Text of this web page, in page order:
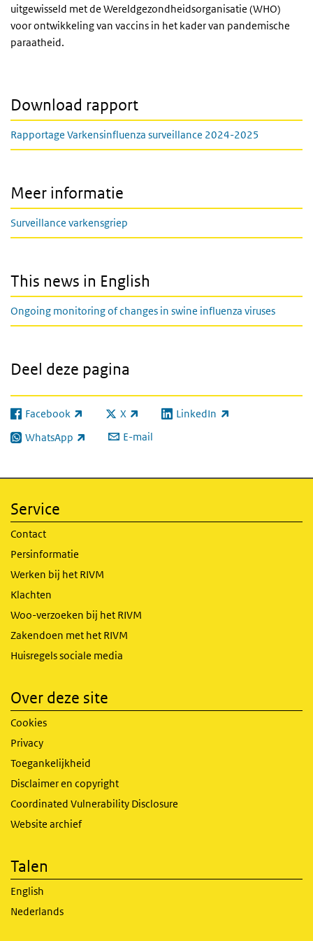
uitgewisseld met de Wereldgezondheidsorganisatie (WHO)
voor ontwikkeling van vaccins in het kader van pandemische
paraatheid.
Download rapport
Rapportage Varkensinfluenza surveillance 2024-2025
Meer informatie
Surveillance varkensgriep
This news in English
Ongoing monitoring of changes in swine influenza viruses
Deel deze pagina
Facebook
(externe link) X
(externe link) LinkedIn
(externe link)
WhatsApp
(externe link) E-mail
Service
Contact
Persinformatie
Werken bij het RIVM
Klachten
Woo-verzoeken bij het RIVM
Zakendoen met het RIVM
Huisregels sociale media
Over deze site
Cookies
Privacy
Toegankelijkheid
Disclaimer en copyright
Coordinated Vulnerability Disclosure
Website archief
Talen
English
Nederlands